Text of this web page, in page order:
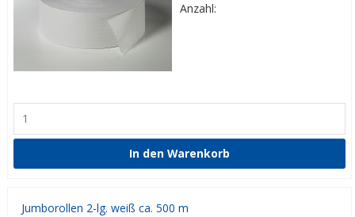
Anzahl:
Jumborollen 2-lg. weiß ca. 500 m